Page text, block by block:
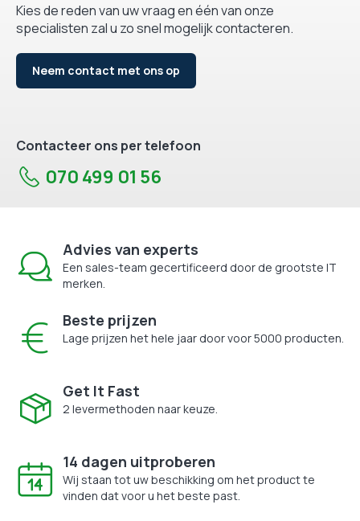
Kies de reden van uw vraag en één van onze
specialisten zal u zo snel mogelijk contacteren.
Neem contact met ons op
Contacteer ons per telefoon
070 499 01 56
Advies van experts
Een sales-team gecertificeerd door de grootste IT
merken.
Beste prijzen
Lage prijzen het hele jaar door voor 5000 producten.
Get It Fast
2 levermethoden naar keuze.
14 dagen uitproberen
Wij staan tot uw beschikking om het product te
vinden dat voor u het beste past.